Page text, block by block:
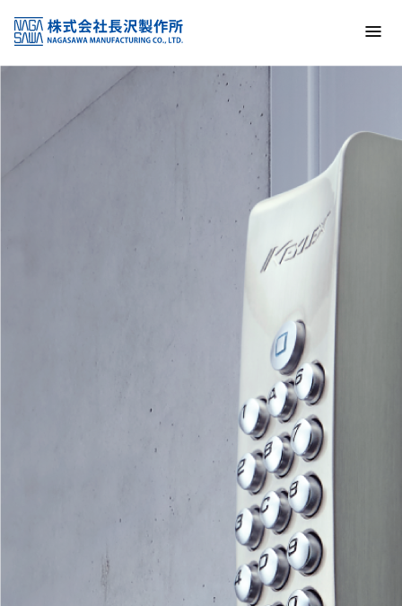
NAGASAWA MFG. CO., LTD.
信頼と技術で未来の安全を支える